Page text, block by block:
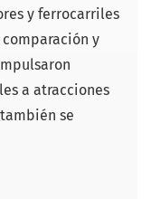
y ferrocarriles
y
a atracciones
se